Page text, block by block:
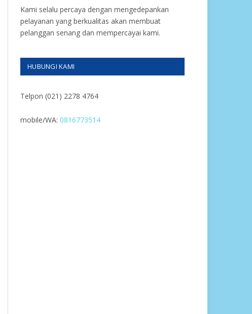
Kami selalu percaya dengan mengedepankan
pelayanan yang berkualitas akan membuat
pelanggan senang dan mempercayai kami.
HUBUNGI KAMI
Telpon (021) 2278 4764
mobile/WA: 0816773514